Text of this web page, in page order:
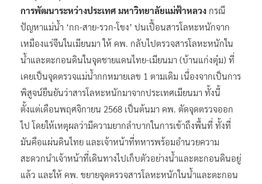
การพัฒนาระหว่างประเทศ มหาวิทยาลัยแม่ฟ้าหลวง กรณี
ปัญหาแม่น้ำ ‘กก-สาย-รวก-โขง’ ปนเปื้อนสารโลหะหนักจาก
เหมืองแร่จีนในเมียนมา ให้ คพ. กลับไปตรวจสารโลหะหนักใน
น้ำและตะกอนดินในจุดชายแดนไทย-เมียนมา (บ้านแก่งตุ๋ม) ที่
เคยเป็นจุดตรวจแม่น้ำกกหมายเลข 1 ตามเดิม เนื่องจากเป็นการ
พิสูจน์ยืนยันว่าสารโลหะหนักมาจากประเทศเมียนมา ทั้งนี้
ตั้งแต่เดือนพฤศจิกายน 2568 เป็นต้นมา คพ. ตัดจุดตรวจออก
ไป โดยให้เหตุผลว่ามีความยากลำบากในการเข้าถึงพื้นที่ ทั้งที่
มันคือแผ่นดินไทย และเจ้าหน้าที่ทหารพร้อมอำนวยความ
สะดวกนำเจ้าหน้าที่เดินทางไปเก็บตัวอย่างน้ำและตะกอนดินอยู่
แล้ว และให้ คพ. ขยายจุดตรวจสารโลหะหนักในน้ำและตะกอน